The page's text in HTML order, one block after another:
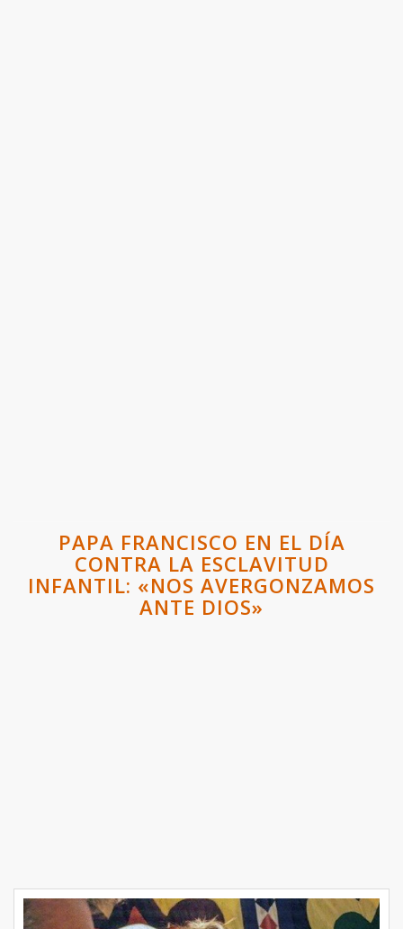
PAPA FRANCISCO EN EL DÍA
CONTRA LA ESCLAVITUD
INFANTIL: «NOS AVERGONZAMOS
ANTE DIOS»